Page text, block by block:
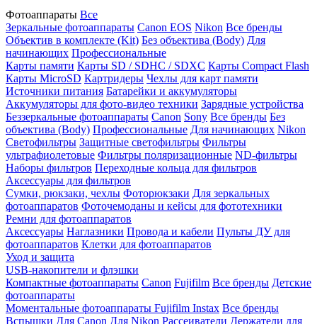
Фотоаппараты Все
Зеркальные фотоаппараты Canon EOS Nikon Все бренды
Объектив в комплекте (Kit) Без объектива (Body) Для
начинающих Профессиональные
Карты памяти Карты SD / SDHC / SDXC Карты Compact Flash
Карты MicroSD Картридеры Чехлы для карт памяти
Источники питания Батарейки и аккумуляторы
Аккумуляторы для фото-видео техники Зарядные устройства
Беззеркальные фотоаппараты Canon Sony Все бренды Без
объектива (Body) Профессиональные Для начинающих Nikon
Светофильтры Защитные светофильтры Фильтры
ультрафиолетовые Фильтры поляризационные ND-фильтры
Наборы фильтров Переходные кольца для фильтров
Аксессуары для фильтров
Сумки, рюкзаки, чехлы Фоторюкзаки Для зеркальных
фотоаппаратов Фоточемоданы и кейсы для фототехники
Ремни для фотоаппаратов
Аксессуары Наглазники Провода и кабели Пульты ДУ для
фотоаппаратов Клетки для фотоаппаратов
Уход и защита
USB-накопители и флэшки
Компактные фотоаппараты Canon Fujifilm Все бренды Детские
фотоаппараты
Моментальные фотоаппараты Fujifilm Instax Все бренды
Вспышки Для Canon Для Nikon Рассеиватели Держатели для